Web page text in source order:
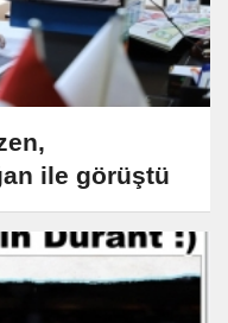
ile görüştü